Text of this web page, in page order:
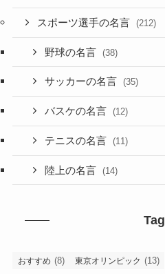
スポーツ選手の名言 (212)
野球の名言 (38)
サッカーの名言 (35)
バスケの名言 (12)
テニスの名言 (11)
陸上の名言 (14)
Tag
おすすめ (8) 東京オリンピック (13)